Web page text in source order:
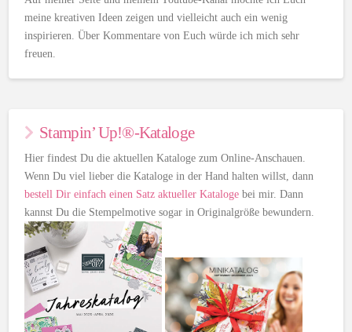
meine kreativen Ideen zeigen und vielleicht auch ein wenig
inspirieren. Über Kommentare von Euch würde ich mich sehr
freuen.
Stampin’ Up!®-Kataloge
Hier findest Du die aktuellen Kataloge zum Online-Anschauen.
Wenn Du viel lieber die Kataloge in der Hand halten willst, dann
bestell Dir einfach einen Satz aktueller Kataloge bei mir. Dann
kannst Du die Stempelmotive sogar in Originalgröße bewundern.